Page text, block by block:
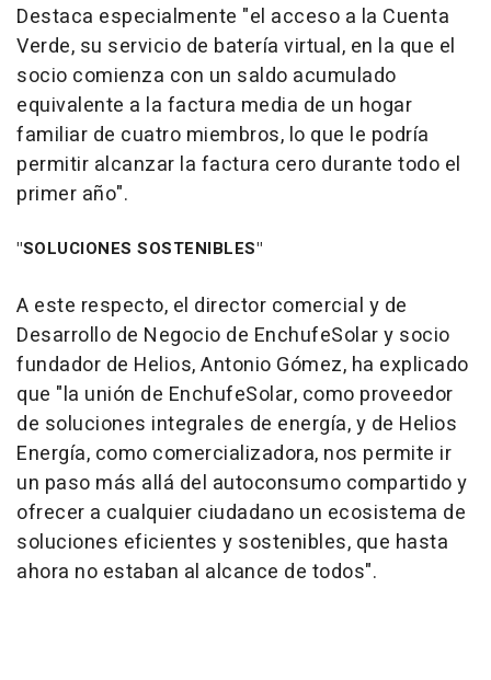
Destaca especialmente "el acceso a la Cuenta
Verde, su servicio de batería virtual, en la que el
socio comienza con un saldo acumulado
equivalente a la factura media de un hogar
familiar de cuatro miembros, lo que le podría
permitir alcanzar la factura cero durante todo el
primer año".
"SOLUCIONES SOSTENIBLES"
A este respecto, el director comercial y de
Desarrollo de Negocio de EnchufeSolar y socio
fundador de Helios, Antonio Gómez, ha explicado
que "la unión de EnchufeSolar, como proveedor
de soluciones integrales de energía, y de Helios
Energía, como comercializadora, nos permite ir
un paso más allá del autoconsumo compartido y
ofrecer a cualquier ciudadano un ecosistema de
soluciones eficientes y sostenibles, que hasta
ahora no estaban al alcance de todos".